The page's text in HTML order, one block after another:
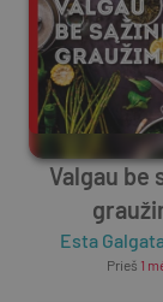
Valgau be
Esta
Prieš 1